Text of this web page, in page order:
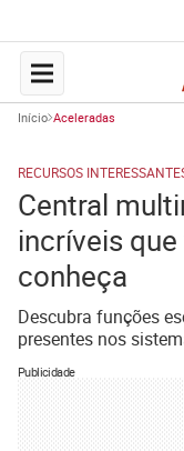
Início Aceleradas
RECURSOS
Central
incríveis
conheça
Descubra funções
presentes nos
Publicidade